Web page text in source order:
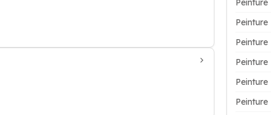
Peinture
Peinture